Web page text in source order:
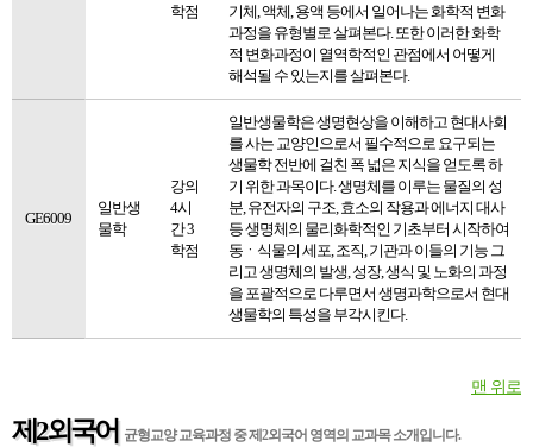
학점
기체, 액체, 용액 등에서 일어나는 화학적 변화
과정을 유형별로 살펴본다. 또한 이러한 화학
적 변화과정이 열역학적인 관점에서 어떻게
해석될 수 있는지를 살펴본다.
GE6009
일반생
물학
강의
4시
간 3
학점
일반생물학은 생명현상을 이해하고 현대사회
를 사는 교양인으로서 필수적으로 요구되는
생물학 전반에 걸친 폭 넓은 지식을 얻도록 하
기 위한 과목이다. 생명체를 이루는 물질의 성
분, 유전자의 구조, 효소의 작용과 에너지 대사
등 생명체의 물리화학적인 기초부터 시작하여
동ㆍ식물의 세포, 조직, 기관과 이들의 기능 그
리고 생명체의 발생, 성장, 생식 및 노화의 과정
을 포괄적으로 다루면서 생명과학으로서 현대
생물학의 특성을 부각시킨다.
맨 위로
제2외국어 균형교양 교육과정 중제2외국어 영역의 교과목 소개입니다.